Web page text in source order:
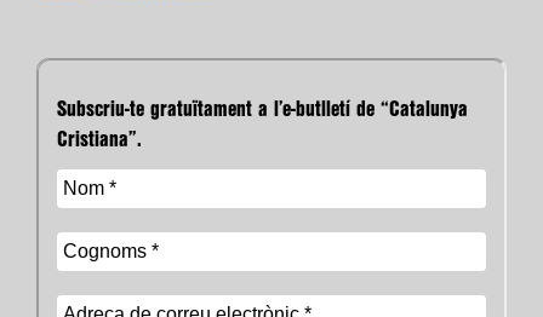
Subscriu-te gratuïtament a l’e-butlletí de “Catalunya
Cristiana”.